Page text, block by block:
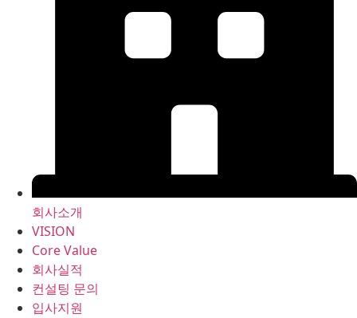
회사소개
VISION
Core Value
회사실적
컨설팅 문의
입사지원